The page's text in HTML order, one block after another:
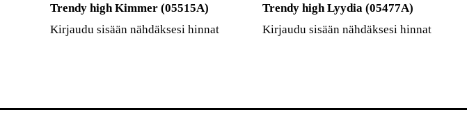
Trendy high Kimmer (05515A)
Kirjaudu sisään nähdäksesi hinnat
Trendy high Lyydia (05477A)
Kirjaudu sisään nähdäksesi hinnat